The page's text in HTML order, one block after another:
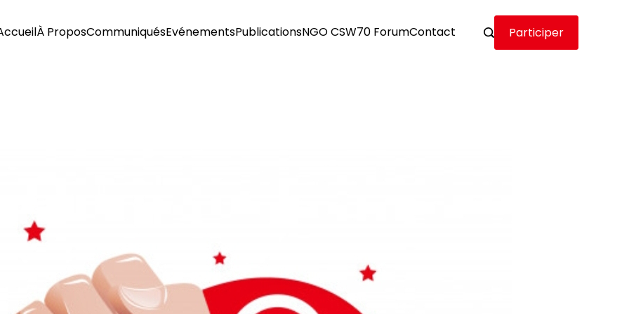
À ProposCommuniquésEvénementsPublicationsNGO CSW70 ForumContact Participer